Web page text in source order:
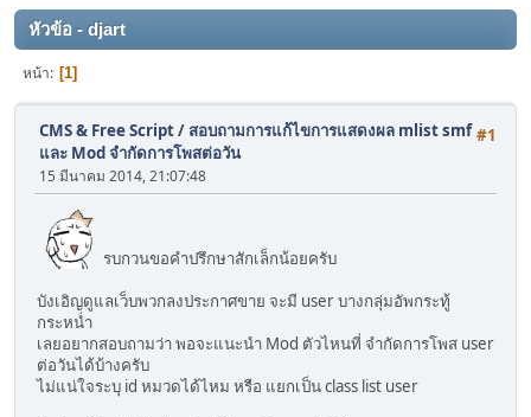
หัวข้อ - djart
หน้า 1
#1
CMS & Free Script/ สอบถามการแก้ไขการแสดงผล mlist smf
และ Mod จำกัดการโพสต่อวัน
15 มีนาคม 2014, 21:07:48
รบกวนขอคำปรึกษาสักเล็กน้อยครับ
บังเอิญดูแลเว็บพวกลงประกาศขาย จะมี user บางกลุ่มอัพกระทู้
กระหน่ำ
เลยอยากสอบถามว่า พอจะแนะนำ Mod ตัวไหนที่ จำกัดการโพส user
ต่อวันได้บ้างครับ
ไม่แน่ใจระบุ id หมวดได้ไหม หรือ แยกเป็น class list user